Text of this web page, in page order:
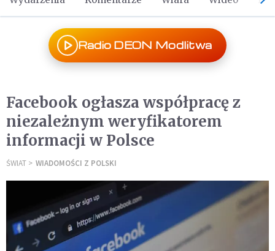
Radio DEON Modlitwa
Facebook ogłasza współpracę z
niezależnym weryfikatorem
informacji w Polsce
ŚWIAT WIADOMOŚCI Z POLSKI